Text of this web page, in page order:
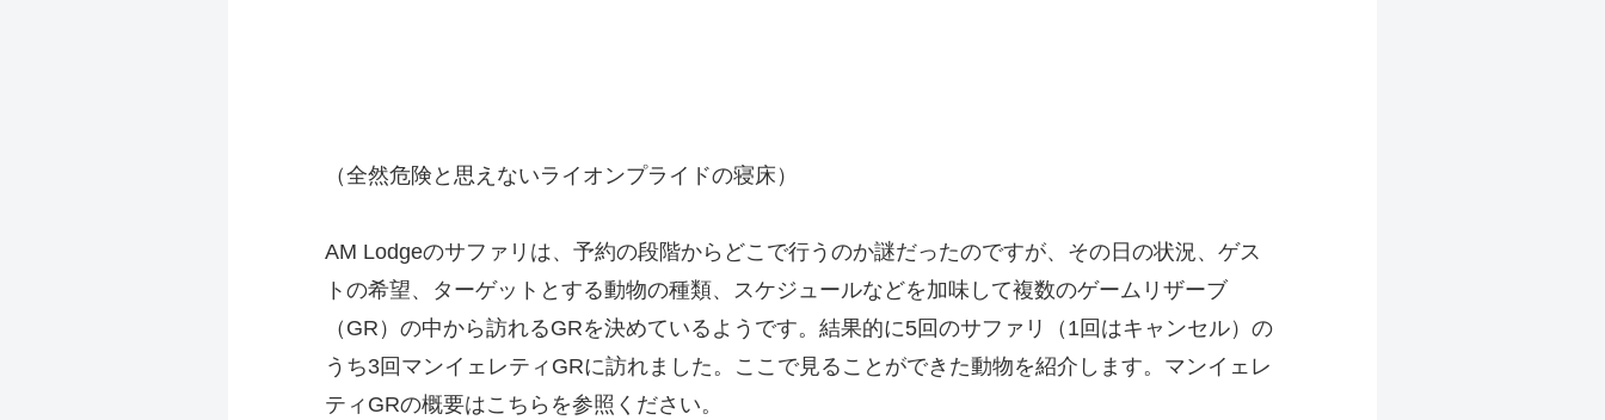
（全然危険と思えないライオンプライドの寝床）
AM Lodgeのサファリは、予約の段階からどこで行うのか謎だったのですが、その日の状況、ゲス
トの希望、ターゲットとする動物の種類、スケジュールなどを加味して複数のゲームリザーブ
（GR）の中から訪れるGRを決めているようです。結果的に5回のサファリ（1回はキャンセル）の
うち3回マンイェレティGRに訪れました。ここで見ることができた動物を紹介します。マンイェレ
ティGRの概要はこちらを参照ください。